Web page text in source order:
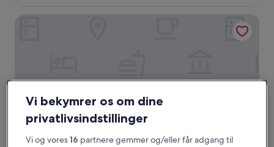
anmeldelser)
Vi bekymrer os om dine
privatlivsindstillinger
Vi og vores16 partnere gemmer og/eller får adgang til